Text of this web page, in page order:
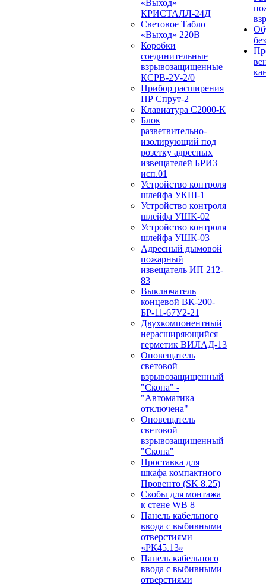
«Выход»
КРИСТАЛЛ-24Д
Световое Табло
«Выход» 220В
Коробки
соединительные
взрывозащищенные
КСРВ-2У-2/0
Прибор расширения
ПР Спрут-2
Клавиатура С2000-К
Блок
разветвительно-
изолирующий под
розетку адресных
извещателей БРИЗ
исп.01
Устройство контроля
шлейфа УКШ-1
Устройство контроля
шлейфа УШК-02
Устройство контроля
шлейфа УШК-03
Адресный дымовой
пожарный
извещатель ИП 212-
83
Выключатель
концевой ВК-200-
БР-11-67У2-21
Двухкомпонентный
нерасширяющийся
герметик ВИЛАД-13
Оповещатель
световой
взрывозащищенный
"Скопа" -
"Автоматика
отключена"
Оповещатель
световой
взрывозащищенный
"Скопа"
Проставка для
шкафа компактного
Провенто (SK 8.25)
Скобы для монтажа
к стене WB 8
Панель кабельного
ввода с выбивными
отверстиями
«РК45.13»
Панель кабельного
ввода с выбивными
отверстиями